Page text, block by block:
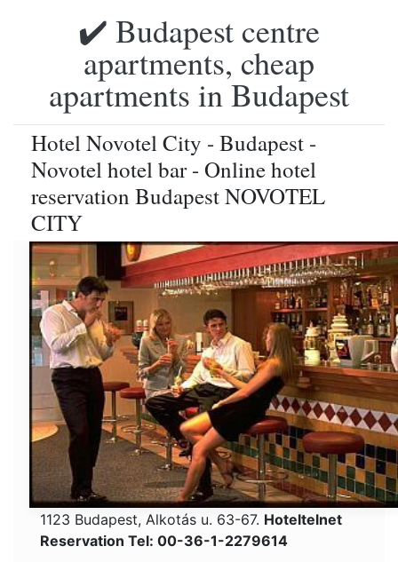
✔️ Budapest centre
apartments, cheap
apartments in Budapest
Hotel Novotel City - Budapest -
Novotel hotel bar - Online hotel
reservation Budapest NOVOTEL
CITY
1123 Budapest, Alkotás u. 63-67. Hoteltelnet
Reservation Tel: 00-36-1-2279614